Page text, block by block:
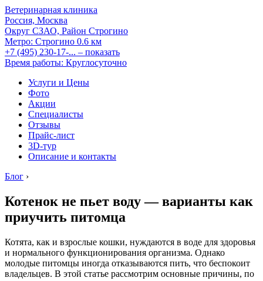
Ветеринарная клиника
Россия, Москва
Округ СЗАО, Район Строгино
Метро: Строгино 0.6 км
+7 (495) 230-17-... – показать
Время работы: Круглосуточно
Услуги и Цены
Фото
Акции
Специалисты
Отзывы
Прайс-лист
3D-тур
Описание и контакты
Блог ›
Котенок не пьет воду — варианты как
приучить питомца
Котята, как и взрослые кошки, нуждаются в воде для здоровья
и нормального функционирования организма. Однако
молодые питомцы иногда отказываются пить, что беспокоит
владельцев. В этой статье рассмотрим основные причины, по